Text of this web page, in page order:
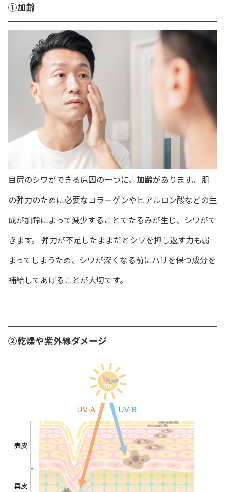
①加齢
目尻のシワができる原因の一つに、 加齢があります。 肌
の弾力のために必要なコラーゲンやヒアルロン酸などの生
成が加齢によって減少することでたるみが生じ、シワがで
きます。 弾力が不足したままだとシワを押し返す力も弱
まってしまうため、シワが深くなる前にハリを保つ成分を
補給してあげることが大切です。
②乾燥や紫外線ダメージ